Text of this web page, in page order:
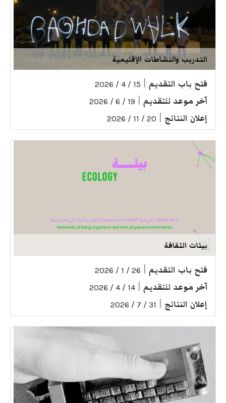
التدريب والنشاطات الإقليمية
فتح باب التقديم 15 / 4 / 2026
آخر موعد للتقديم 19 / 6 / 2026
إعلان النتائج 20 / 11 / 2026
بيئات الثقافة
فتح باب التقديم 26 / 1 / 2026
آخر موعد للتقديم 14 / 4 / 2026
إعلان النتائج 31 / 7 / 2026